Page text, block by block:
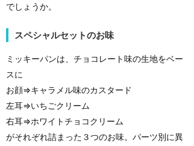
でしょうか。
スペシャルセットのお味
ミッキーパンは、チョコレート味の生地をベー
スに
お顔⇒キャラメル味のカスタード
左耳⇒いちごクリーム
右耳⇒ホワイトチョコクリーム
がそれぞれ詰まった３つのお味。パーツ別に異